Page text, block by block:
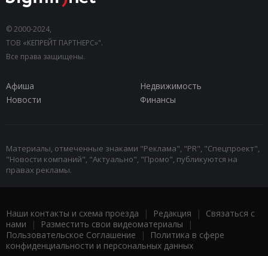
© 2000-2024,
ТОВ «КЕПРЕЙТ ПАРТНЕРС»".
Все права защищены.
Афиша
Недвижимость
Новости
Финансы
Материалы, отмеченные знаками "Реклама", "PR", "Спецпроект",
"Новости компаний", "Актуально", "Промо", публикуются на
правах рекламы.
Наши контакты и схема проезда | Редакция | Связаться с
нами | Разместить свои видеоматериалы |
Пользовательское Соглашение |
Политика в сфере
конфиденциальности и персональных данных